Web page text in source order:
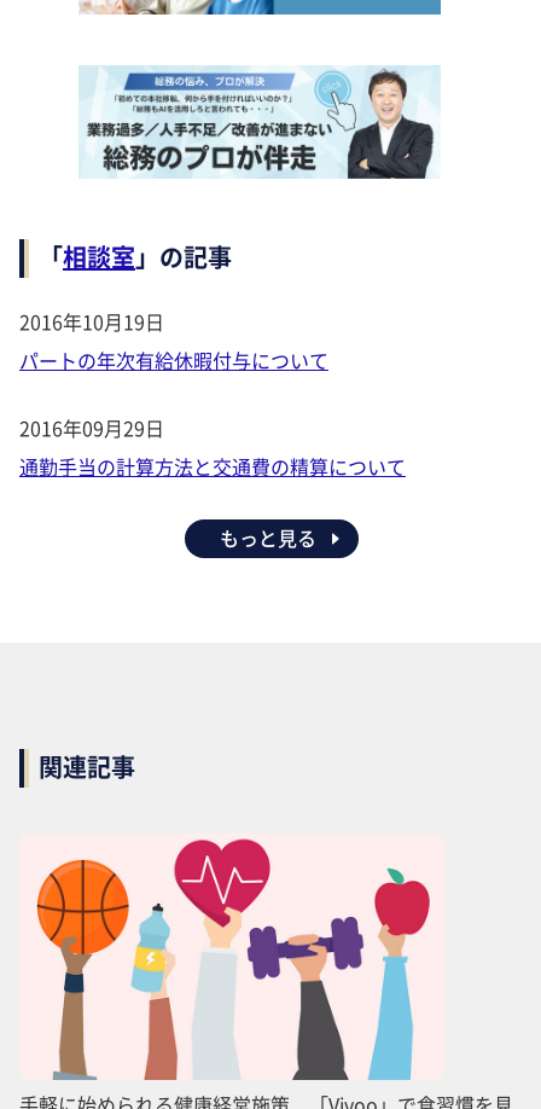
「相談室」の記事
2016年10月19日
パートの年次有給休暇付与について
2016年09月29日
通勤手当の計算方法と交通費の精算について
もっと見る
関連記事